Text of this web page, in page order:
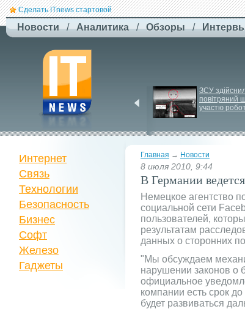
Сделать ITnews стартовой
Новости / Аналитика / Обзоры /
ракета Kheibar Shekan
способна усложнить
работу систем ПРО
ЗСУ
повітряний
участю
Главная → Новости
8 июля 2010, 9:44
В Германии
Немецкое агентство
социальной сети
пользователей,
результатам
данных о сторонних
"Мы обсуждаем
нарушении законов о
официальное
компании есть срок
будет развиваться
Интернет
Связь
Технологии
Безопасность
Бизнес
Софт
Железо
Гаджеты